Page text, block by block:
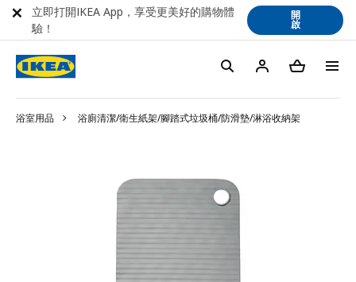
浴室用品 浴廁清潔/衛生紙架/腳踏式垃圾桶/防滑墊/淋浴收納架
立即打開IKEA App，享受更美好的購物體
驗！
開
啟